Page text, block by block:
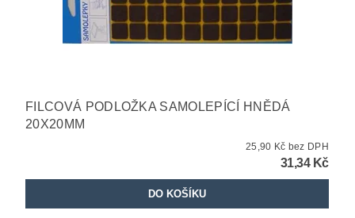
FILCOVÁ PODLOŽKA SAMOLEPÍCÍ HNĚDÁ
20X20MM
25,90 Kč bez DPH
31,34 Kč